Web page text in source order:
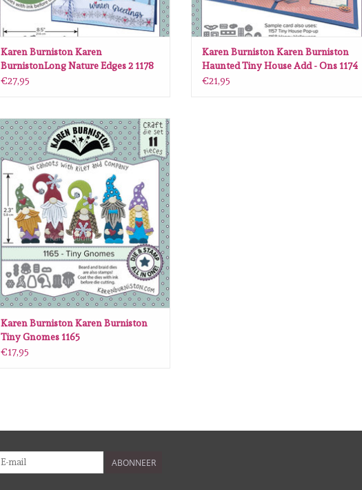
Karen Burniston Karen
BurnistonLong Nature Edges 2 1178
€27,95
Karen Burniston Karen Burniston
Haunted Tiny House Add - Ons 1174
€21,95
Karen Burniston Karen Burniston Tiny
Gnomes 1165
TOEVOEGEN AAN WINKELWAGEN
Karen Burniston Karen Burniston
Tiny Gnomes 1165
€17,95
ABONNEER